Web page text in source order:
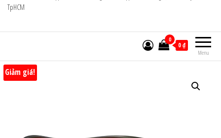
TpHCM
Menu
0
0 ₫
Giảm giá!